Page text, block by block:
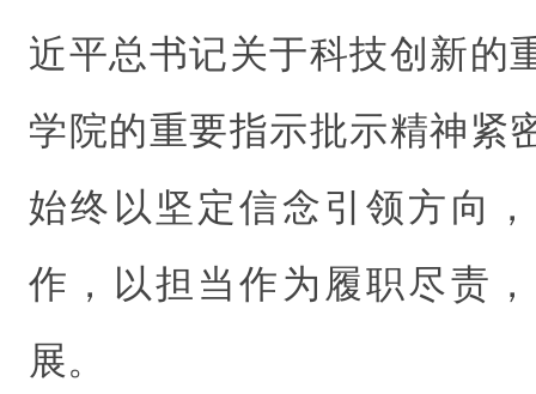
近平总书记关于科技创新的
学院的重要指示批示精神紧
始终以坚定信念引领方向
作，以担当作为履职尽责
展。